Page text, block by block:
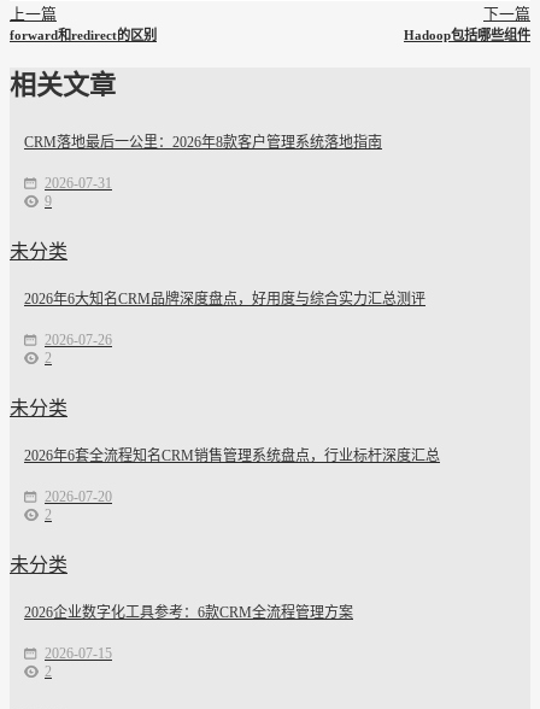
上一篇
forward和redirect的区别
下一篇
Hadoop包括哪些组件
相关文章
CRM落地最后一公里：2026年8款客户管理系统落地指南
2026-07-31
9
未分类
2026年6大知名CRM品牌深度盘点，好用度与综合实力汇总测评
2026-07-26
2
未分类
2026年6套全流程知名CRM销售管理系统盘点，行业标杆深度汇总
2026-07-20
2
未分类
2026企业数字化工具参考：6款CRM全流程管理方案
2026-07-15
2